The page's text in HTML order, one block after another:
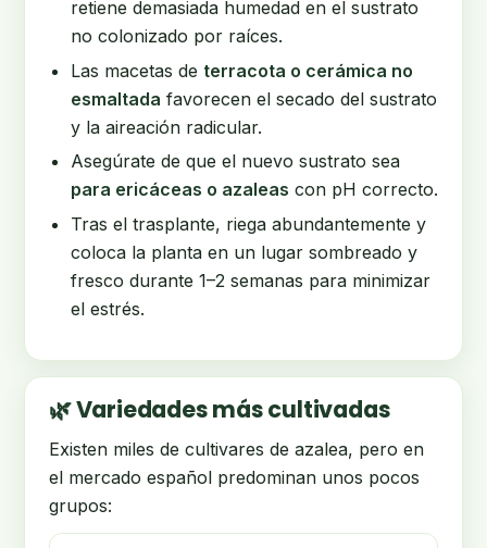
retiene demasiada humedad en el sustrato
no colonizado por raíces.
Las macetas de terracota o cerámica no
esmaltada favorecen el secado del sustrato
y la aireación radicular.
Asegúrate de que el nuevo sustrato sea
para ericáceas o azaleas con pH correcto.
Tras el trasplante, riega abundantemente y
coloca la planta en un lugar sombreado y
fresco durante 1–2 semanas para minimizar
el estrés.
🌿 Variedades más cultivadas
Existen miles de cultivares de azalea, pero en
el mercado español predominan unos pocos
grupos: